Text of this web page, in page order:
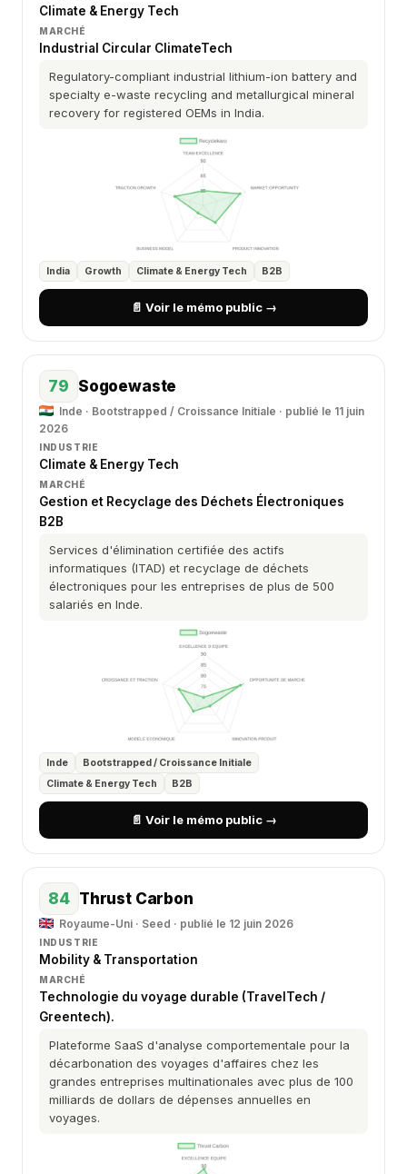
Climate & Energy Tech
MARCHÉ
Industrial Circular ClimateTech
Regulatory-compliant industrial lithium-ion battery and
specialty e-waste recycling and metallurgical mineral
recovery for registered OEMs in India.
India Growth Climate & Energy Tech B2B
📄 Voir le mémo public →
79 Sogoewaste
Inde · Bootstrapped / Croissance Initiale · publié le 11 juin
2026
INDUSTRIE
Climate & Energy Tech
MARCHÉ
Gestion et Recyclage des Déchets Électroniques
B2B
Services d'élimination certifiée des actifs
informatiques (ITAD) et recyclage de déchets
électroniques pour les entreprises de plus de 500
salariés en Inde.
Inde
Bootstrapped / Croissance Initiale
Climate & Energy Tech
B2B
📄 Voir le mémo public →
84 Thrust Carbon
Royaume-Uni · Seed · publié le 12 juin 2026
INDUSTRIE
Mobility & Transportation
MARCHÉ
Technologie du voyage durable (TravelTech /
Greentech).
Plateforme SaaS d'analyse comportementale pour la
décarbonation des voyages d'affaires chez les
grandes entreprises multinationales avec plus de 100
milliards de dollars de dépenses annuelles en
voyages.